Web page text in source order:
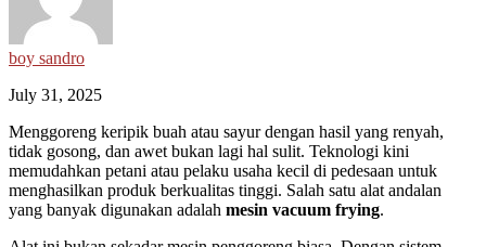
boy sandro
July 31, 2025
Menggoreng keripik buah atau sayur dengan hasil yang renyah,
tidak gosong, dan awet bukan lagi hal sulit. Teknologi kini
memudahkan petani atau pelaku usaha kecil di pedesaan untuk
menghasilkan produk berkualitas tinggi. Salah satu alat andalan
yang banyak digunakan adalah mesin vacuum frying.